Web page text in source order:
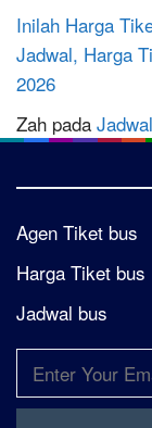
Inilah Harga
Jadwal, Harga
2026
Zah pada
Agen Tiket bus
Harga Tiket bus
Jadwal bus